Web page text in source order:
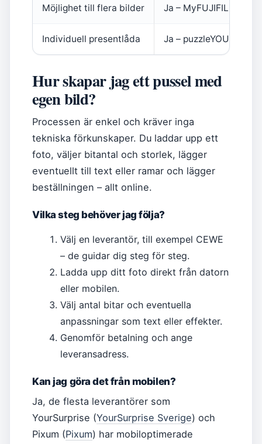
Möjlighet till flera bilder Ja – MyFUJIFILM (
Individuell presentlåda Ja – puzzleYOU (
Hur skapar jag ett pussel med
egen bild?
Processen är enkel och kräver inga
tekniska förkunskaper. Du laddar upp ett
foto, väljer bitantal och storlek, lägger
eventuellt till text eller ramar och lägger
beställningen – allt online.
Vilka steg behöver jag följa?
Välj en leverantör, till exempel CEWE
– de guidar dig steg för steg.
Ladda upp ditt foto direkt från datorn
eller mobilen.
Välj antal bitar och eventuella
anpassningar som text eller effekter.
Genomför betalning och ange
leveransadress.
Kan jag göra det från mobilen?
Ja, de flesta leverantörer som
YourSurprise (YourSurprise Sverige) och
Pixum (Pixum) har mobiloptimerade